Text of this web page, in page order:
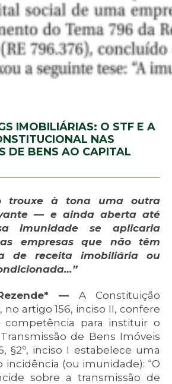
IMOBILIÁRIAS: O STF E A
NAS
DE BENS AO CAPITAL
trouxe à tona uma outra
— e ainda aberta até
imunidade se aplicaria
empresas que não têm
de receita imobiliária ou
— A Constituição
no artigo 156, inciso II, confere
competência para instituir o
de Bens Imóveis
§2º, inciso I estabelece uma
incidência (ou imunidade): “O
sobre a transmissão de